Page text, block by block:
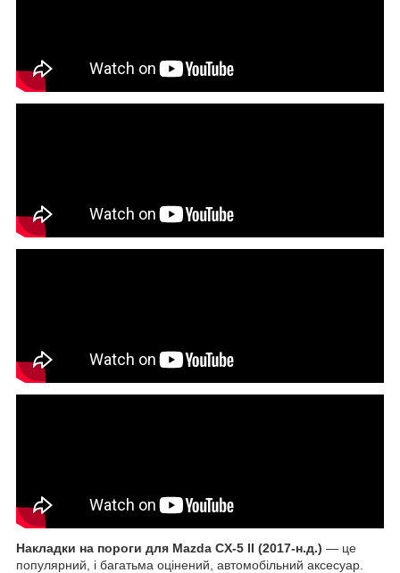
Накладки на пороги для Mazda CX-5 II (2017-н.д.) — це
популярний, і багатьма оцінений, автомобільний аксесуар.